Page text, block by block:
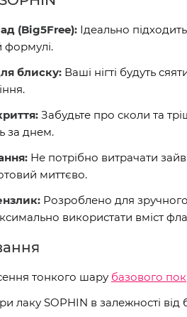
(Big5Free): Ідеально
формулі.
блиску: Ваші нігті будуть
Забудьте про сколи та
за днем.
Не потрібно витрачати
миттєво.
Розроблено для
використати вміст
тонкого шару базового
лаку SOPHIN в залежності